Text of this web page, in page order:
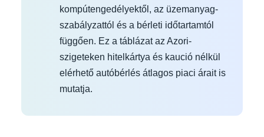
kompútengedélyektől, az üzemanyag-
szabályzattól és a bérleti időtartamtól
függően. Ez a táblázat az Azori-
szigeteken hitelkártya és kaució nélkül
elérhető autóbérlés átlagos piaci árait is
mutatja.